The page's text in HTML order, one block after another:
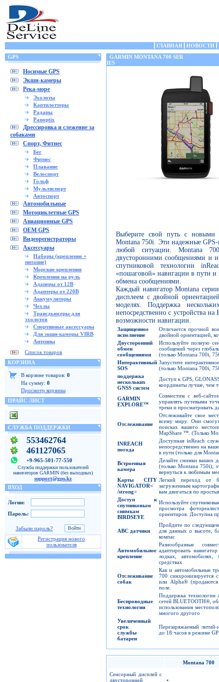
ГЛАВНАЯ НОВОСТИ
GPS
Носимые GPS
Экшн-камеры
Река-море
Эхолоты
Картплоттеры
Радары
Panoptix
Дрессировка и слежение за
собаками
Спорт, Фитнес
Бег
Фитнес
Плавание
Велоспорт
Гольф
Мультиспорт
Автоспорт
Автомобильные
Мотоциклетные GPS
Авиационные GPS
OEM GPS
Видеорегистраторы
Аксессуары
Наборы (крепление +
питание)
Морские крепления
Крепления на руль
Адаперы от 12В
Адаптеры от 220В
Аккумуляторы
Чехлы
Трансдьюсеры для
эхолотов
Спортивные аксессуары
Для экшн-камеры VIRB
Антенны
Список товаров
КОРЗИНА
В корзине товаров: 0
На сумму: 0
Просмотр корзины
ПРАЙС ЛИСТ
СЛУЖБА ПОДДЕРЖКИ
553462764
461127065
+9-965-501-77-550
Служба поддержки пользователей
навигаторов GARMIN (без выходных)
support@gps.kz
ВХОД
Логин:
Пароль:
Забыли пароль?
Регистрация нового
пользователя
GARMIN MONTANA 700 SER
IES
Выберите свой путь с новыми
Montana 750i. Эти надежные
любой ситуации. Montana
двусторонними сообщениями и
спутниковой технологии
«пошаговой» навигации в пути и
обмена сообщениями.
Каждый навигатор Montana
дисплеем с двойной
моделях. Поддержка
непосредственно с устройства
возможности навигации.
Защищенное
исполнение
Отличается прочной
двойной ориентацией,
Двусторонний
обмен
сообщениями
Используйте полную
сообщений через
(только Montana 700i,
Интерактивный
SOS
Запустите
(только Montana 700i,
поддержка
нескольких
GNSS систем
Доступ к GPS,
координаты лучше, чем
GARMIN
EXPLORE™
Совместим с веб-
управлять путевыми
треки и просматривать
Отслеживание
Отслеживайте свое
всему миру. Они
поисках вашего
MapShare ™. (Только
INREACH
погода
Доступная inReach
непосредственно на
в пути (только для
Встроенная
камера
Делайте снимки ваших
(только Montana 750i);
вернуться к любимым
Карты CITY
NAVIGATOR<
/strong>
Легкий переход от
загруженным
вам двигаться по
Доступ к
спутниковым
снимкам
BIRDSEYE
Используйте
просмотра
ориентиров. Доступна
ABC датчики
Пройдите по
для данных о высоте,
компас
Автомобильное
крепление
Разнообразные
адаптировать
лодках, автомобилях,
средствах.
Отслеживание
собак
Как и автомобильные
700 синхронизируется
или Alpha® (продаются
поле.
Беспроводные
технологии
Поддержка
сетей BLUETOOTH®,
использования
многого другого
Увеличенный
срок
службы
батареи
Перезаряжаемый литий-
до 18 часов в режиме
Montana 700
Сенсорный дисплей с
двусторонней
•